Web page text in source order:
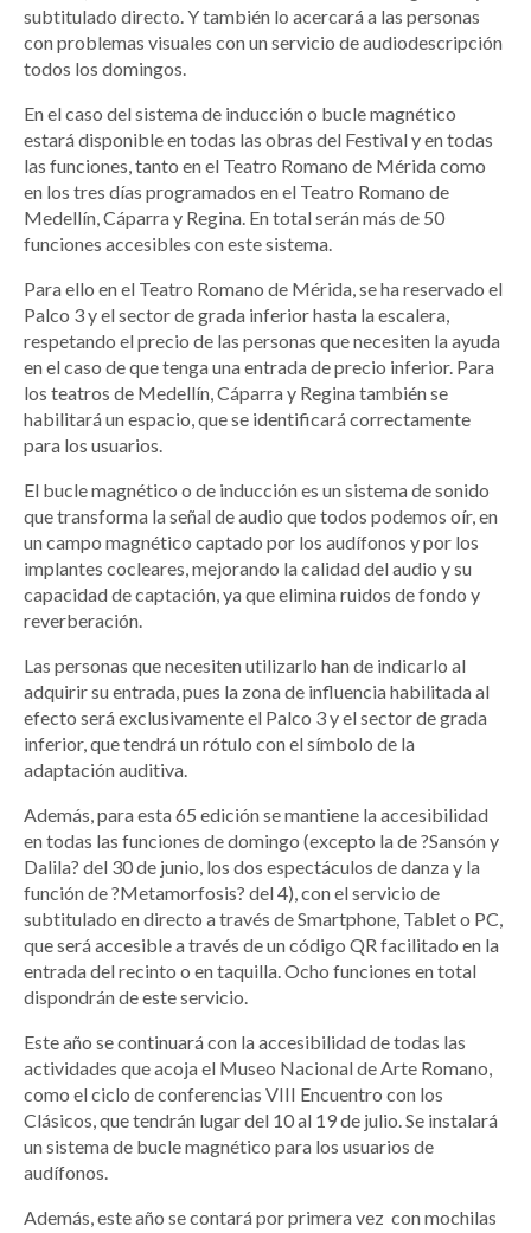
subtitulado directo. Y también lo acercará a las personas
con problemas visuales con un servicio de audiodescripción
todos los domingos.
En el caso del sistema de inducción o bucle magnético
estará disponible en todas las obras del Festival y en todas
las funciones, tanto en el Teatro Romano de Mérida como
en los tres días programados en el Teatro Romano de
Medellín, Cáparra y Regina. En total serán más de 50
funciones accesibles con este sistema.
Para ello en el Teatro Romano de Mérida, se ha reservado el
Palco 3 y el sector de grada inferior hasta la escalera,
respetando el precio de las personas que necesiten la ayuda
en el caso de que tenga una entrada de precio inferior. Para
los teatros de Medellín, Cáparra y Regina también se
habilitará un espacio, que se identificará correctamente
para los usuarios.
El bucle magnético o de inducción es un sistema de sonido
que transforma la señal de audio que todos podemos oír, en
un campo magnético captado por los audífonos y por los
implantes cocleares, mejorando la calidad del audio y su
capacidad de captación, ya que elimina ruidos de fondo y
reverberación.
Las personas que necesiten utilizarlo han de indicarlo al
adquirir su entrada, pues la zona de influencia habilitada al
efecto será exclusivamente el Palco 3 y el sector de grada
inferior, que tendrá un rótulo con el símbolo de la
adaptación auditiva.
Además, para esta 65 edición se mantiene la accesibilidad
en todas las funciones de domingo (excepto la de ?Sansón y
Dalila? del 30 de junio, los dos espectáculos de danza y la
función de ?Metamorfosis? del 4), con el servicio de
subtitulado en directo a través de Smartphone, Tablet o PC,
que será accesible a través de un código QR facilitado en la
entrada del recinto o en taquilla. Ocho funciones en total
dispondrán de este servicio.
Este año se continuará con la accesibilidad de todas las
actividades que acoja el Museo Nacional de Arte Romano,
como el ciclo de conferencias VIII Encuentro con los
Clásicos, que tendrán lugar del 10 al 19 de julio. Se instalará
un sistema de bucle magnético para los usuarios de
audífonos.
Además, este año se contará por primera vez con mochilas